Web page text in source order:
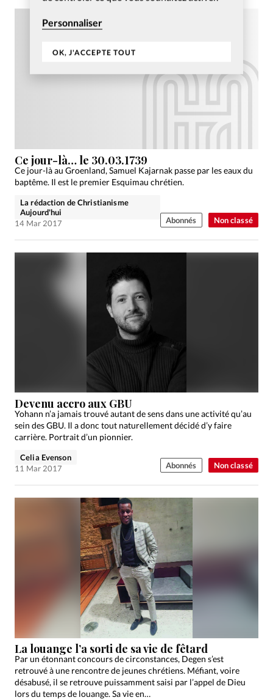
Personnaliser
OK, J'ACCEPTE TOUT
Non classé
Ce jour-là… le 30.03.1739
Ce jour-là au Groenland, Samuel Kajarnak passe par les eaux du
baptême. Il est le premier Esquimau chrétien.
La rédaction de Christianisme
Aujourd'hui
14 Mar 2017
Abonnés
Non classé
Devenu accro aux GBU
Yohann n’a jamais trouvé autant de sens dans une activité qu’au
sein des GBU. Il a donc tout naturellement décidé d’y faire
carrière. Portrait d’un pionnier.
Celia Evenson
11 Mar 2017
Abonnés
La louange l’a sorti de sa vie de fêtard
Par un étonnant concours de circonstances, Degen s’est
retrouvé à une rencontre de jeunes chrétiens. Méfiant, voire
désabusé, il se retrouve puissamment saisi par l’appel de Dieu
lors du temps de louange. Sa vie en…